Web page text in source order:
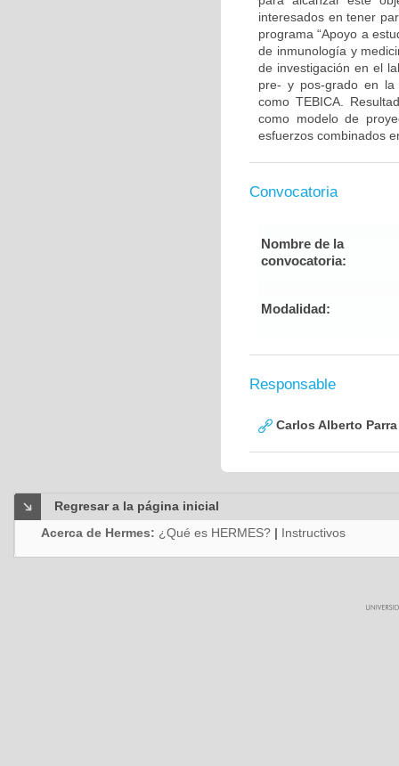
interesados en tener
programa “Apoyo a
de inmunología y
de investigación en el
pre- y pos-grado en la
como TEBICA.
como modelo de
esfuerzos combinados
Convocatoria
Nombre de la
convocatoria:
Modalidad:
Responsable
Carlos Alberto
Regresar a la página inicial
Acerca de Hermes: ¿Qué es HERMES? | Instructivos